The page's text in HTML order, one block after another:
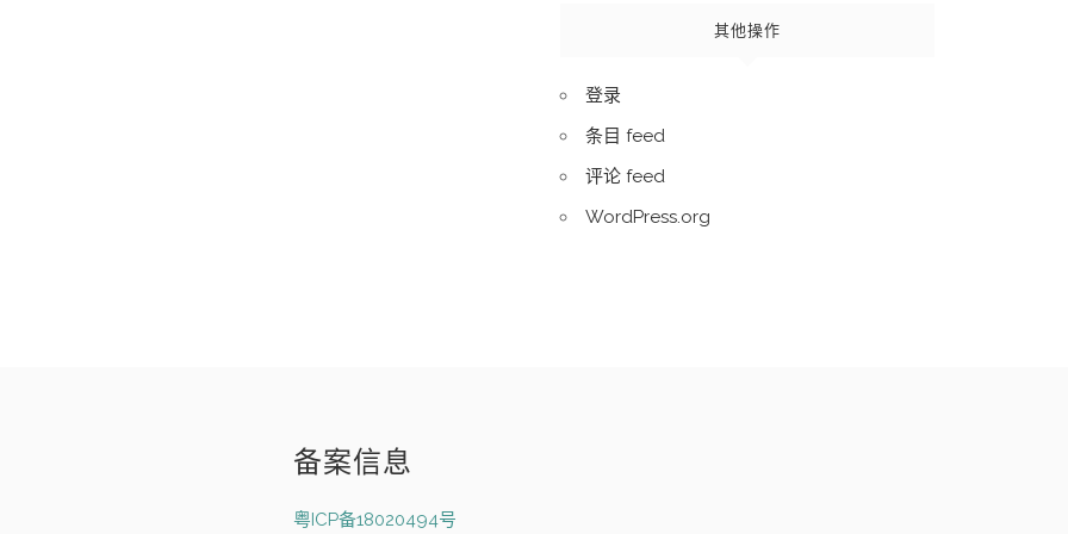
其他操作
登录
条目 feed
评论 feed
WordPress.org
备案信息
粤ICP备18020494号